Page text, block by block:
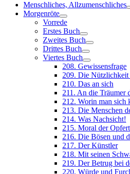
Menschliches, Allzumenschliches
Morgenröte
Vorrede
Erstes Buch
Zweites Buch
Drittes Buch
Viertes Buch
208. Gewissensfrage
209. Die Nützlichkeit
210. Das an sich
211. An die Träumer
212. Worin man sich
213. Die Menschen
214. Was Nachsicht!
215. Moral der
216. Die Bösen und
217. Der Künstler
218. Mit seinen
219. Der Betrug bei
220. Würde und